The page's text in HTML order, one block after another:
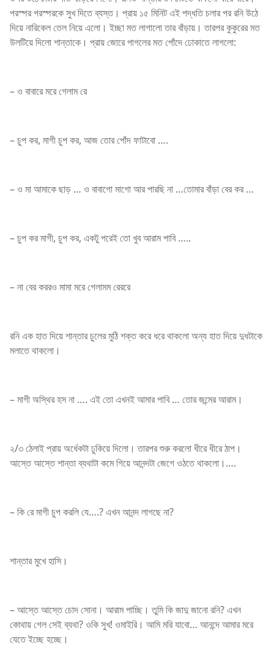
পরস্পর পরস্পরকে সুখ দিতে ব্যস্ত। প্রায় ১৫ মিনিট এই পদ্ধতি চলার পর রনি উঠে
দিয়ে নারিকেল তেল নিয়ে এলো। ইচ্ছা মত লাগালো তার বাঁড়ায়। তারপর কুকুরের মত
উলটিয়ে দিলো শান্তাকে। প্রায় জোরে পাগলের মত পোঁদে ঢোকাতে লাগলো:
– ও বাবারে মরে গেলাম রে
– চুপ কর, মাগী চুপ কর, আজ তোর পোঁদ ফাটাবো ….
– ও মা আমাকে ছাড় … ও বাবাগো মাগো আর পারছি না …তোমার বাঁড়া বের কর …
– চুপ কর মাগী, চুপ কর, একটু পরেই তো খুব আরাম পাবি …..
– না বের কররও মামা মরে গেলামম রেররে
রনি এক হাত দিয়ে শান্তার চুলের মুঠি শক্ত করে ধরে থাকলো অন্য হাত দিয়ে দুধটাকে
মলাতে থাকলো।
– মাগী অস্থির হস না …. এই তো এখনই আমার পাবি … তোর জন্মের আরাম।
২/৩ ঠেলাই প্রায় অর্ধেকটা ঢুকিয়ে দিলো। তারপর শুরু করলো ধীরে ধীরে ঠাপ।
আস্তে আস্তে শান্তা ব্যথাটা কমে গিয়ে আনন্দটা জেগে ওঠতে থাকলো।….
– কি রে মাগী চুপ করলি যে….? এখন আনন্দ লাগছে না?
শান্তার মুখে হাসি।
– আস্তে আস্তে চোদ সোনা। আরাম পাচ্ছি। তুমি কি জাদু জানো রনি? এখন
কোথায় গেল সেই ব্যথা? ওকি সুখ! ওমাইরি। আমি মরি যাবো… আনন্দে আমার মরে
যেতে ইচ্ছে হচ্ছে।